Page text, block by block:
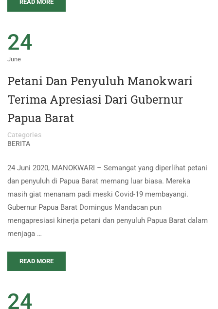
READ MORE
24
June
Petani Dan Penyuluh Manokwari
Terima Apresiasi Dari Gubernur
Papua Barat
Categories
BERITA
24 Juni 2020, MANOKWARI – Semangat yang diperlihat petani
dan penyuluh di Papua Barat memang luar biasa. Mereka
masih giat menanam padi meski Covid-19 membayangi.
Gubernur Papua Barat Domingus Mandacan pun
mengapresiasi kinerja petani dan penyuluh Papua Barat dalam
menjaga …
READ MORE
24